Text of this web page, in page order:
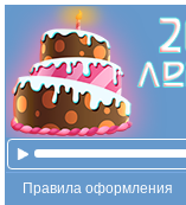
Правила оформления